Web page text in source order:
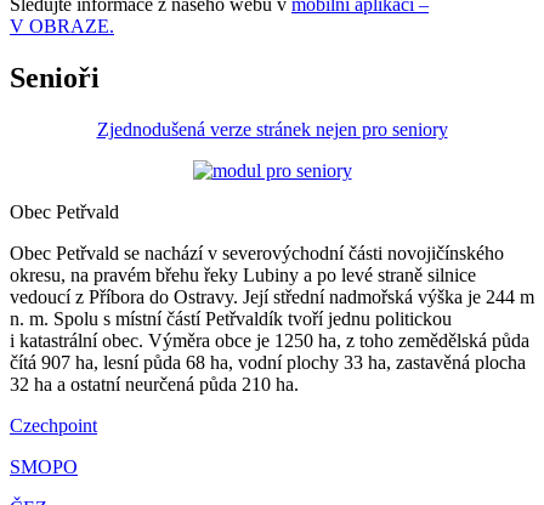
Sledujte informace z našeho webu v mobilní aplikaci –
V OBRAZE.
Senioři
Zjednodušená verze stránek nejen pro seniory
Obec Petřvald
Obec Petřvald se nachází v severovýchodní části novojičínského
okresu, na pravém břehu řeky Lubiny a po levé straně silnice
vedoucí z Příbora do Ostravy. Její střední nadmořská výška je 244 m
n. m. Spolu s místní částí Petřvaldík tvoří jednu politickou
i katastrální obec. Výměra obce je 1250 ha, z toho zemědělská půda
čítá 907 ha, lesní půda 68 ha, vodní plochy 33 ha, zastavěná plocha
32 ha a ostatní neurčená půda 210 ha.
Czechpoint
SMOPO